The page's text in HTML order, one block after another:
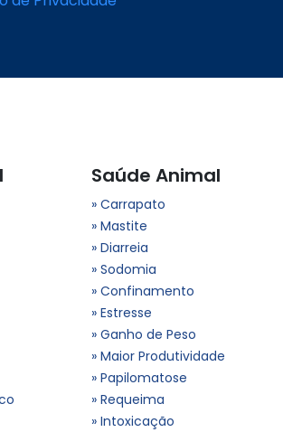
Saúde Animal
» Carrapato
» Mastite
» Diarreia
» Sodomia
» Confinamento
» Estresse
» Ganho de Peso
» Maior Produtividade
» Papilomatose
» Requeima
» Intoxicação